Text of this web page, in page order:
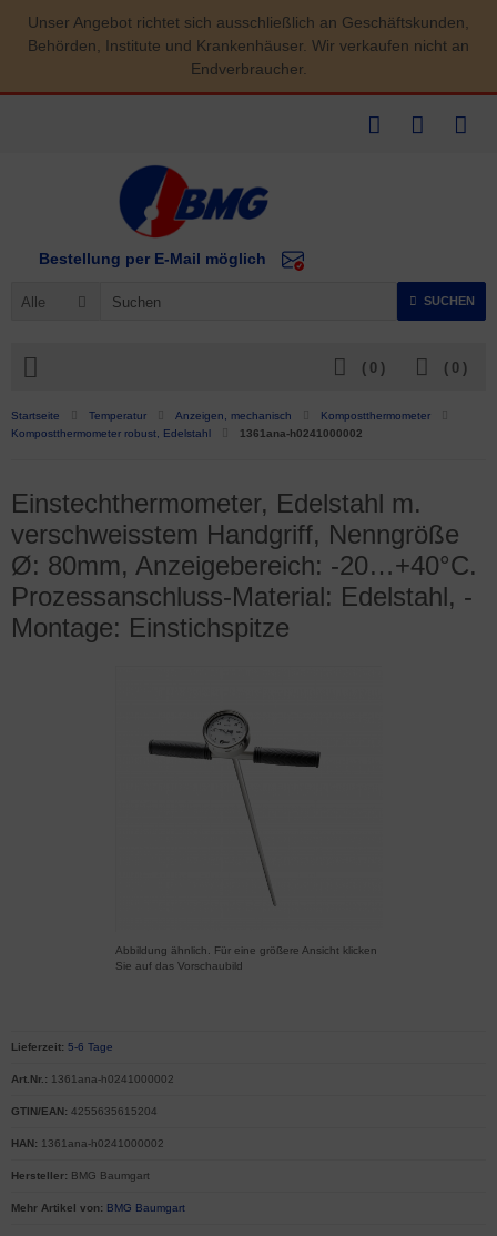
Unser Angebot richtet sich ausschließlich an Geschäftskunden,
Behörden, Institute und Krankenhäuser. Wir verkaufen nicht an
Endverbraucher.
Bestellung per E-Mail möglich
Alle SUCHEN
( 0 )
( 0 )
Startseite Temperatur Anzeigen, mechanisch
Kompostthermometer
Kompostthermometer robust, Edelstahl
1361ana-h0241000002
Einstechthermometer, Edelstahl m.
verschweisstem Handgriff, Nenngröße
Ø: 80mm, Anzeigebereich: -20…+40°C.
Prozessanschluss-Material: Edelstahl, -
Montage: Einstichspitze
Abbildung ähnlich. Für eine größere Ansicht klicken
Sie auf das Vorschaubild
Lieferzeit: 5-6 Tage
Art.Nr.: 1361ana-h0241000002
GTIN/EAN: 4255635615204
HAN: 1361ana-h0241000002
Hersteller: BMG Baumgart
Mehr Artikel von: BMG Baumgart